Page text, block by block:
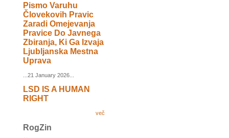
Pismo Varuhu
Človekovih Pravic
Zaradi Omejevanja
Pravice Do Javnega
Zbiranja, Ki Ga Izvaja
Ljubljanska Mestna
Uprava
...21 January 2026...
LSD IS A HUMAN
RIGHT
več
RogZin